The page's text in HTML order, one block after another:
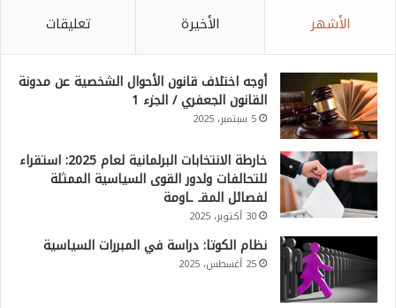
الأشهر الأخيرة تعليقات
أوجه اختلاف قانون الأحوال الشخصية عن مدونة
القانون الجعفري / الجزء 1
5 سبتمبر، 2025
خارطة الانتخابات البرلمانية لعام 2025: استقراء
للتحالفات ولدور القوى السياسية الممثلة
لفصائل المقـ ـاومة
30 أكتوبر، 2025
نظام الكوتا: دراسة في المبررات السياسية
25 أغسطس، 2025